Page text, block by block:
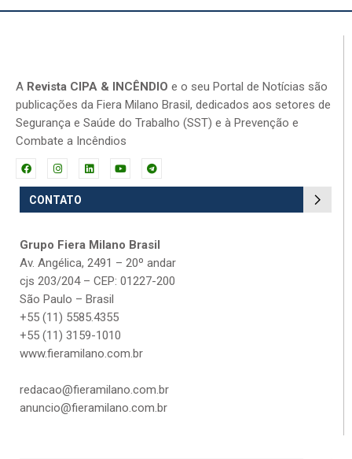
A Revista CIPA & INCÊNDIO e o seu Portal de Notícias são
publicações da Fiera Milano Brasil, dedicados aos setores de
Segurança e Saúde do Trabalho (SST) e à Prevenção e
Combate a Incêndios
CONTATO
Grupo Fiera Milano Brasil
Av. Angélica, 2491 – 20º andar
cjs 203/204 – CEP: 01227-200
São Paulo – Brasil
+55 (11) 5585.4355
+55 (11) 3159-1010
www.fieramilano.com.br
redacao@fieramilano.com.br
anuncio@fieramilano.com.br